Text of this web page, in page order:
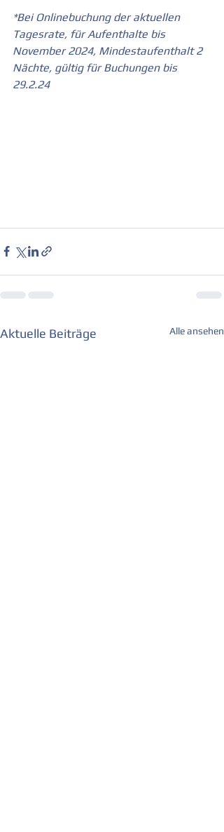
*Bei Onlinebuchung der aktuellen
Tagesrate, für Aufenthalte bis
November 2024, Mindestaufenthalt 2
Nächte, gültig für Buchungen bis
29.2.24
Aktuelle Beiträge Alle ansehen